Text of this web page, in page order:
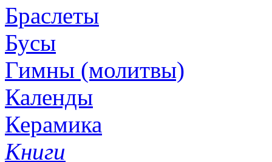
Браслеты
Бусы
Гимны (молитвы)
Календы
Керамика
Книги